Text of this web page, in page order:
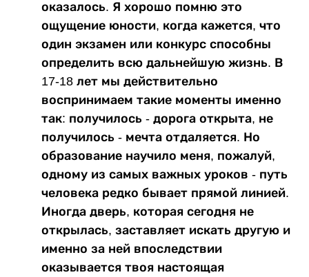
оказалось. Я хорошо помню это
ощущение юности, когда кажется, что
один экзамен или конкурс способны
определить всю дальнейшую жизнь. В
17-18 лет мы действительно
воспринимаем такие моменты именно
так: получилось - дорога открыта, не
получилось - мечта отдаляется. Но
образование научило меня, пожалуй,
одному из самых важных уроков - путь
человека редко бывает прямой линией.
Иногда дверь, которая сегодня не
открылась, заставляет искать другую и
именно за ней впоследствии
оказывается твоя настоящая